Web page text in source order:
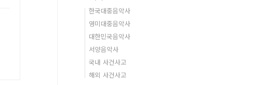
한국대중음악사
영미대중음악사
대한민국음악사
서양음악사
국내 사건사고
해외 사건사고